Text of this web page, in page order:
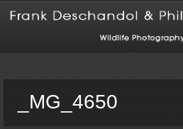
_MG_4650